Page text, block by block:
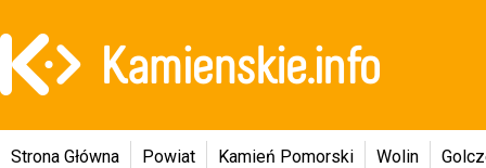
Strona Główna Powiat Kamień Pomorski Wolin